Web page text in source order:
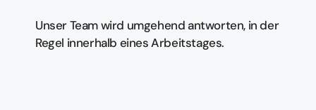
Unser Team wird umgehend antworten, in der
Regel innerhalb eines Arbeitstages.